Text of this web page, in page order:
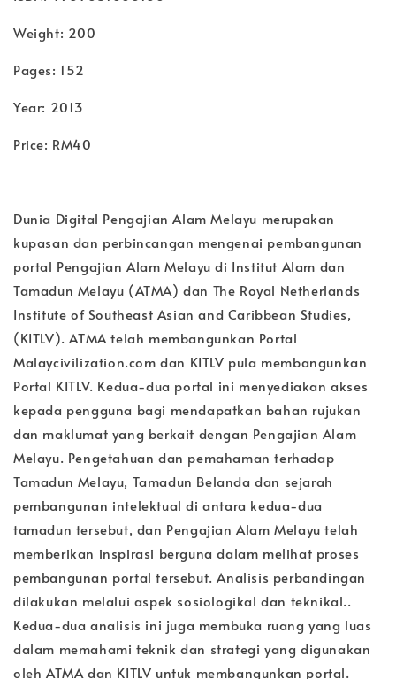
Weight: 200
Pages: 152
Year: 2013
Price: RM40
Dunia Digital Pengajian Alam Melayu merupakan
kupasan dan perbincangan mengenai pembangunan
portal Pengajian Alam Melayu di Institut Alam dan
Tamadun Melayu (ATMA) dan The Royal Netherlands
Institute of Southeast Asian and Caribbean Studies,
(KITLV). ATMA telah membangunkan Portal
Malaycivilization.com dan KITLV pula membangunkan
Portal KITLV. Kedua-dua portal ini menyediakan akses
kepada pengguna bagi mendapatkan bahan rujukan
dan maklumat yang berkait dengan Pengajian Alam
Melayu. Pengetahuan dan pemahaman terhadap
Tamadun Melayu, Tamadun Belanda dan sejarah
pembangunan intelektual di antara kedua-dua
tamadun tersebut, dan Pengajian Alam Melayu telah
memberikan inspirasi berguna dalam melihat proses
pembangunan portal tersebut. Analisis perbandingan
dilakukan melalui aspek sosiologikal dan teknikal..
Kedua-dua analisis ini juga membuka ruang yang luas
dalam memahami teknik dan strategi yang digunakan
oleh ATMA dan KITLV untuk membangunkan portal.